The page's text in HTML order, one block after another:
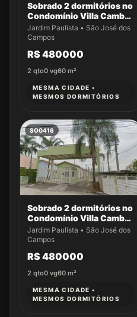
Sobrado 2 dormitórios no
Condomínio Villa Cambuí
- Casa 009
Jardim Paulista • São José dos
Campos
R$ 480000
2 qto0 vg60 m²
MESMA CIDADE •
MESMOS DORMITÓRIOS
SO0416
Sobrado 2 dormitórios no
Condomínio Villa Cambuí
- Casa 059
Jardim Paulista • São José dos
Campos
R$ 480000
2 qto0 vg60 m²
MESMA CIDADE •
MESMOS DORMITÓRIOS